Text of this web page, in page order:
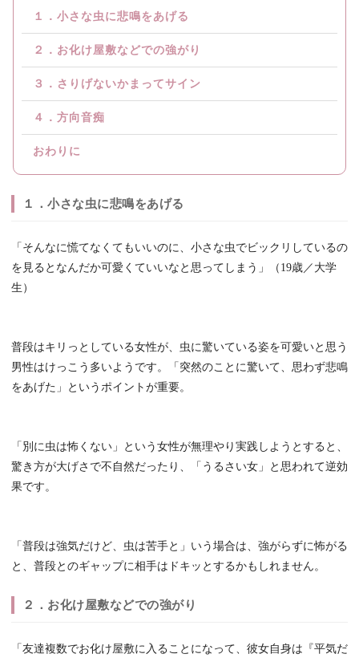
１．小さな虫に悲鳴をあげる
２．お化け屋敷などでの強がり
３．さりげないかまってサイン
４．方向音痴
おわりに
１．小さな虫に悲鳴をあげる
「そんなに慌てなくてもいいのに、小さな虫でビックリしているの
を見るとなんだか可愛くていいなと思ってしまう」（19歳／大学
生）
普段はキリっとしている女性が、虫に驚いている姿を可愛いと思う
男性はけっこう多いようです。「突然のことに驚いて、思わず悲鳴
をあげた」というポイントが重要。
「別に虫は怖くない」という女性が無理やり実践しようとすると、
驚き方が大げさで不自然だったり、「うるさい女」と思われて逆効
果です。
「普段は強気だけど、虫は苦手と」いう場合は、強がらずに怖がる
と、普段とのギャップに相手はドキッとするかもしれません。
２．お化け屋敷などでの強がり
「友達複数でお化け屋敷に入ることになって、彼女自身は『平気だ